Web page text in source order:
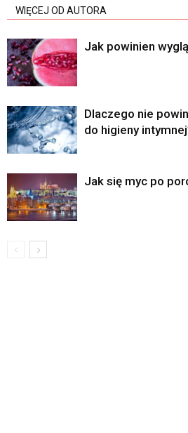
WIĘCEJ OD AUTORA
Jak powinien
Dlaczego nie
do higieny
Jak się myc po